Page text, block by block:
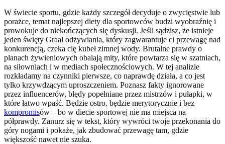
W świecie sportu, gdzie każdy szczegół decyduje o zwycięstwie lub
porażce, temat najlepszej diety dla sportowców budzi wyobraźnię i
prowokuje do niekończących się dyskusji. Jeśli sądzisz, że istnieje
jeden święty Graal odżywiania, który zagwarantuje ci przewagę nad
konkurencją, czeka cię kubeł zimnej wody. Brutalne prawdy o
planach żywieniowych obalają mity, które powtarza się w szatniach,
na siłowniach i w mediach społecznościowych. W tej analizie
rozkładamy na czynniki pierwsze, co naprawdę działa, a co jest
tylko krzywdzącym uproszczeniem. Poznasz fakty ignorowane
przez influencerów, błędy popełniane przez mistrzów i pułapki, w
które łatwo wpaść. Będzie ostro, będzie merytorycznie i bez
kompromisów – bo w diecie sportowej nie ma miejsca na
półprawdy. Zanurz się w tekst, który wywróci twoje przekonania do
góry nogami i pokaże, jak zbudować przewagę tam, gdzie
większość nawet nie szuka.